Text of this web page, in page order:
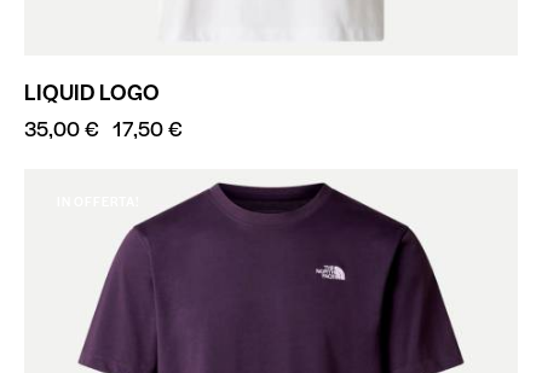
LIQUID LOGO
35,00€ 17,50€